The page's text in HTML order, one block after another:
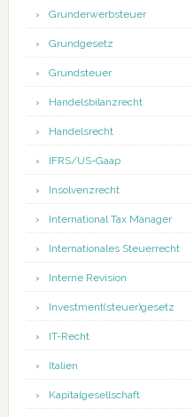
Grunderwerbsteuer
Grundgesetz
Grundsteuer
Handelsbilanzrecht
Handelsrecht
IFRS/US-Gaap
Insolvenzrecht
International Tax Manager
Internationales Steuerrecht
Interne Revision
Investment(steuer)gesetz
IT-Recht
Italien
Kapitalgesellschaft